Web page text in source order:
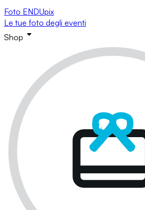
Foto ENDUpix
Le tue foto degli eventi
Shop